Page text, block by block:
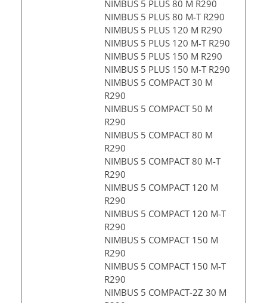
NIMBUS 5 PLUS 80 M R290
NIMBUS 5 PLUS 80 M-T R290
NIMBUS 5 PLUS 120 M R290
NIMBUS 5 PLUS 120 M-T R290
NIMBUS 5 PLUS 150 M R290
NIMBUS 5 PLUS 150 M-T R290
NIMBUS 5 COMPACT 30 M
R290
NIMBUS 5 COMPACT 50 M
R290
NIMBUS 5 COMPACT 80 M
R290
NIMBUS 5 COMPACT 80 M-T
R290
NIMBUS 5 COMPACT 120 M
R290
NIMBUS 5 COMPACT 120 M-T
R290
NIMBUS 5 COMPACT 150 M
R290
NIMBUS 5 COMPACT 150 M-T
R290
NIMBUS 5 COMPACT-2Z 30 M